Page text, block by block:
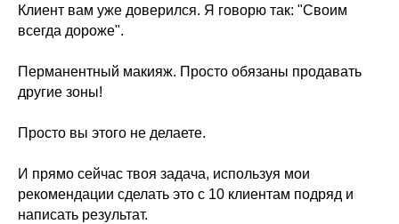
Клиент вам уже доверился. Я говорю так: "Своим
всегда дороже".
Перманентный макияж. Просто обязаны продавать
другие зоны!
Просто вы этого не делаете.
И прямо сейчас твоя задача, используя мои
рекомендации сделать это с 10 клиентам подряд и
написать результат.